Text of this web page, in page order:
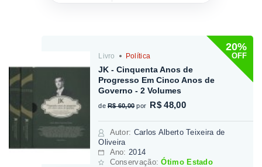
20%
OFF
Livro Política
JK - Cinquenta Anos de
Progresso Em Cinco Anos de
Governo - 2 Volumes
de R$ 60,00 por R$ 48,00
Autor: Carlos Alberto Teixeira de
Oliveira
Ano: 2014
Conservação:Ótimo Estado